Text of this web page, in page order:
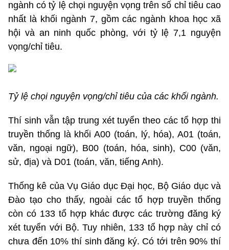
ngành có tỷ lệ chọi nguyện vọng trên số chỉ tiêu cao
nhất là khối ngành 7, gồm các ngành khoa học xã
hội và an ninh quốc phòng, với tỷ lệ 7,1 nguyện
vọng/chỉ tiêu.
Tỷ lệ chọi nguyện vọng/chỉ tiêu của các khối ngành.
Thí sinh vẫn tập trung xét tuyển theo các tổ hợp thi
truyền thống là khối A00 (toán, lý, hóa), A01 (toán,
văn, ngoại ngữ), B00 (toán, hóa, sinh), C00 (văn,
sử, địa) và D01 (toán, văn, tiếng Anh).
Thống kê của Vụ Giáo dục Đại học, Bộ Giáo dục và
Đào tạo cho thấy, ngoài các tổ hợp truyền thống
còn có 133 tổ hợp khác được các trường đăng ký
xét tuyển với Bộ. Tuy nhiên, 133 tổ hợp này chỉ có
chưa đến 10% thí sinh đăng ký. Có tới trên 90% thí